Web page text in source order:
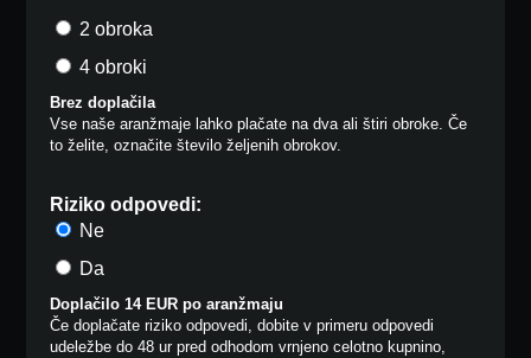
2 obroka
4 obroki
Brez doplačila
Vse naše aranžmaje lahko plačate na dva ali štiri obroke. Če
to želite, označite število željenih obrokov.
Riziko odpovedi:
Ne
Da
Doplačilo 14 EUR po aranžmaju
Če doplačate riziko odpovedi, dobite v primeru odpovedi
udeležbe do 48 ur pred odhodom vrnjeno celotno kupnino,